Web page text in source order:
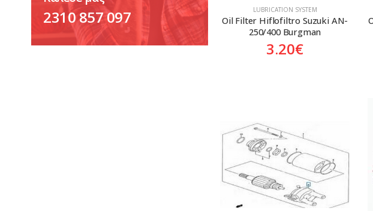
LUBRICATION SYSTEM
Oil Filter Hiflofiltro Suzuki AN-
250/400 Burgman
3.20€
2310 857 097